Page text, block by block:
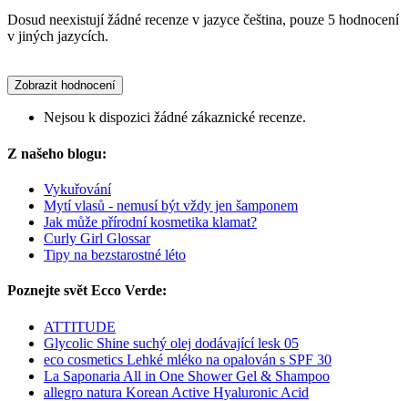
Dosud neexistují žádné recenze v jazyce čeština, pouze 5 hodnocení
v jiných jazycích.
Zobrazit hodnocení
Nejsou k dispozici žádné zákaznické recenze.
Z našeho blogu:
Vykuřování
Mytí vlasů - nemusí být vždy jen šamponem
Jak může přírodní kosmetika klamat?
Curly Girl Glossar
Tipy na bezstarostné léto
Poznejte svět Ecco Verde:
ATTITUDE
Glycolic Shine suchý olej dodávající lesk 05
eco cosmetics Lehké mléko na opalován s SPF 30
La Saponaria All in One Shower Gel & Shampoo
allegro natura Korean Active Hyaluronic Acid